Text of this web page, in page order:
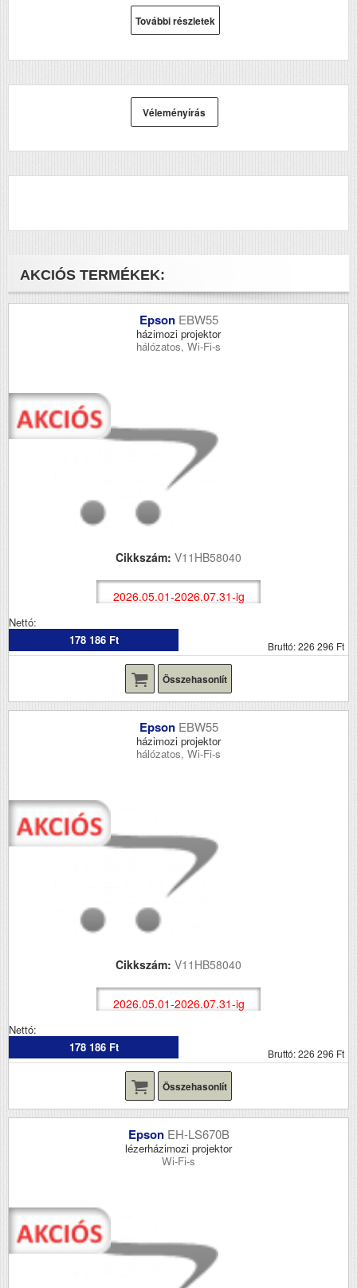
Epson Stylus Colour
Epson Stylus Colour
Epson Stylus Colour
Epson Stylus Colour
500
Epson Stylus Colour
Epson Stylus Colour
740
Epson Stylus Colour
Epson Stylus Colour
Epson Stylus Colour
További részletek
Véleményírás
AKCIÓS TERMÉKEK:
Epson EBW55
házimozi projektor
hálózatos, Wi-Fi-s
Cikkszám: V11HB58040
2026.05.01-2026.07.31-ig
Nettó:
178 186 Ft
Bruttó: 226 296 Ft
Összehasonlít
Epson EBW55
házimozi projektor
hálózatos, Wi-Fi-s
Cikkszám: V11HB58040
2026.05.01-2026.07.31-ig
Nettó:
178 186 Ft
Bruttó: 226 296 Ft
Összehasonlít
Epson EH-LS670B
lézerházimozi projektor
Wi-Fi-s